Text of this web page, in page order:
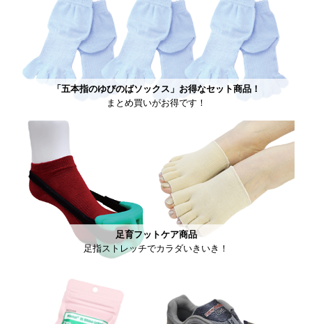
「五本指のゆびのばソックス」お得なセット商品！
まとめ買いがお得です！
足育フットケア商品
足指ストレッチでカラダいきいき！